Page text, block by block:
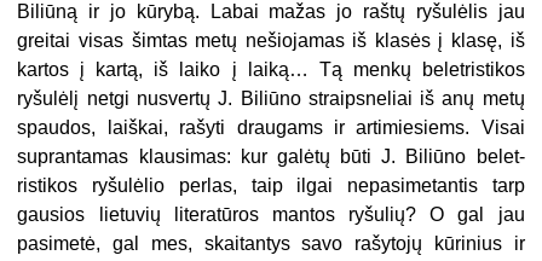
Biliūną ir jo kūrybą. Labai mažas jo raštų ryšulėlis jau
greitai visas šimtas metų nešiojamas iš klasės į klasę, iš
kartos į kartą, iš laiko į
laiką… Tą menkų beletristikos
ryšulėlį netgi nusvertų J. Biliūno straipsneliai iš anų metų
spaudos, laiškai, rašyti draugams ir artimiesiems. Visai
suprantamas klausimas: kur galėtų būti J. Biliūno belet­
ristikos ryšulėlio perlas, taip ilgai nepasimetantis tarp
gausios lietuvių literatūros mantos ryšulių? O gal jau
pasimetė, gal mes, skai­tantys savo rašytojų kūrinius ir